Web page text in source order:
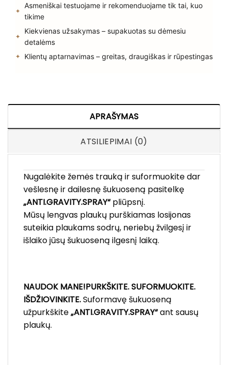
Asmeniškai testuojame ir rekomenduojame tik tai, kuo
tikime
Kiekvienas užsakymas – supakuotas su dėmesiu
detalėms
Klientų aptarnavimas – greitas, draugiškas ir rūpestingas
APRAŠYMAS
ATSILIEPIMAI (0)
Nugalėkite žemės trauką ir suformuokite dar
vešlesnę ir dailesnę šukuoseną pasitelkę
„ANTI.GRAVITY.SPRAY“pliūpsnį.
Mūsų lengvas plaukų purškiamas losijonas
suteikia plaukams sodrų, neriebų žvilgesį ir
išlaiko jūsų šukuoseną ilgesnį laiką.
NAUDOK MANE!PURKŠKITE. SUFORMUOKITE.
IŠDŽIOVINKITE.Suformavę šukuoseną
užpurkškite„ANTI.GRAVITY.SPRAY“ant sausų
plaukų.